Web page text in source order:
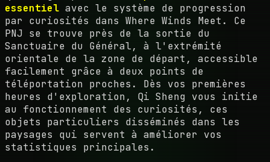
essentiel avec le système de progression
par curiosités dans Where Winds Meet. Ce
PNJ se trouve près de la sortie du
Sanctuaire du Général, à l'extrémité
orientale de la zone de départ, accessible
facilement grâce à deux points de
téléportation proches. Dès vos premières
heures d'exploration, Qi Sheng vous initie
au fonctionnement des curiosités, ces
objets particuliers disséminés dans les
paysages qui servent à améliorer vos
statistiques principales.